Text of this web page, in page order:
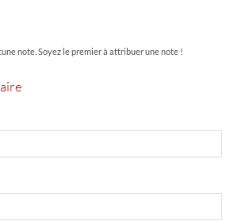
note. Soyez le premier à attribuer une note !